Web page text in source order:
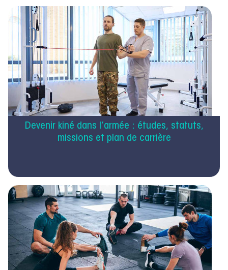
Devenir kiné dans l’armée : études, statuts,
missions et plan de carrière